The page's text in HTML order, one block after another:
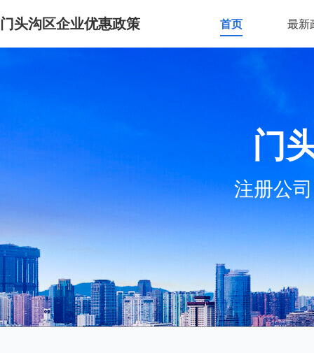
门头沟区企业优惠政策 首页 最新
门
注册公